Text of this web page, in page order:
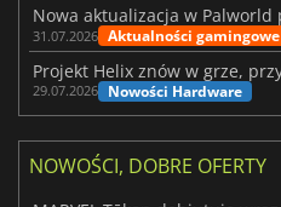
31.07.2026 Aktualności gamingowe
29.07.2026 Nowości Hardware
NOWOŚCI, DOBRE OFERTY